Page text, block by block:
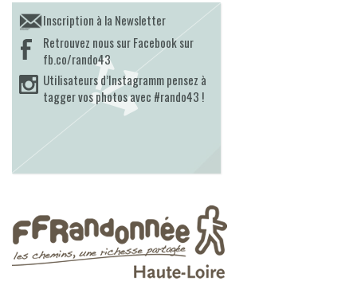
Inscription à la Newsletter
Retrouvez nous sur Facebook sur
fb.co/rando43
Utilisateurs d’Instagramm pensez à
tagger vos photos avec #rando43 !